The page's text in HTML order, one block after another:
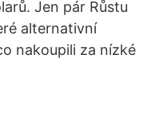
Jen pár Růstu
alternativní
nakoupili za nízké